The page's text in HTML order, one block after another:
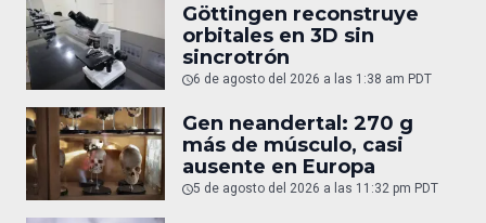
Göttingen reconstruye
orbitales en 3D sin
sincrotrón
6 de agosto del 2026 a las 1:38 am PDT
Gen neandertal: 270 g
más de músculo, casi
ausente en Europa
5 de agosto del 2026 a las 11:32 pm PDT